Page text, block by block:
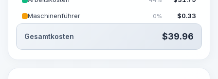
Maschinenführer 0% $0.33
Gesamtkosten $39.96